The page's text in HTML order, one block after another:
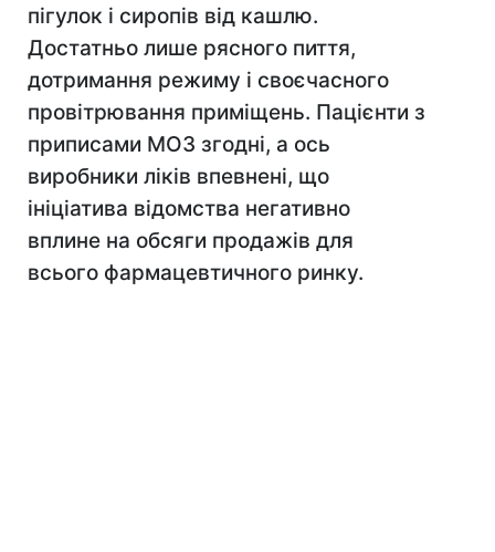
пігулок і сиропів від кашлю.
Достатньо лише рясного пиття,
дотримання режиму і своєчасного
провітрювання приміщень. Пацієнти з
приписами МОЗ згодні, а ось
виробники ліків впевнені, що
ініціатива відомства негативно
вплине на обсяги продажів для
всього фармацевтичного ринку.